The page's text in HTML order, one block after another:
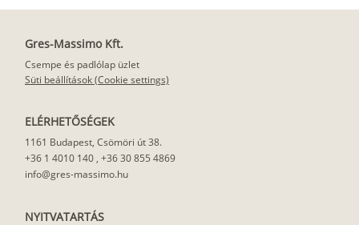
Gres-Massimo Kft.
Csempe és padlólap üzlet
Süti beállítások (Cookie settings)
ELÉRHETŐSÉGEK
1161 Budapest, Csömöri út 38.
+36 1 4010 140 , +36 30 855 4869
info@gres-massimo.hu
NYITVATARTÁS